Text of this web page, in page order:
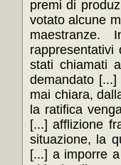
premi di
votato alcune
maestranze.
stati chiamati
demandato
mai chiara,
la ratifica
[...] afflizione
situazione, la
[...] a imporre